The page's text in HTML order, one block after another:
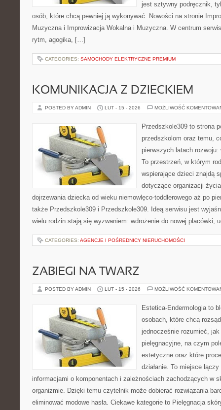
jest sztywny podręcznik,
osób, które chcą pewniej ją wykonywać. Nowości na stronie
Muzyczna i Improwizacja Wokalna i Muzyczna. W centrum
rytm, agogika, […]
CATEGORIES: SAMOCHODY ELEKTRYCZNE PREMIUM
KOMUNIKACJA Z DZIECKIEM
POSTED BY ADMIN LUT - 15 - 2026 MOŻLIWOŚĆ
Przedszkole309 to strona
przedszkolom oraz temu,
pierwszych latach
To przestrzeń, w którym
wspierające dzieci znajdą
dotyczące organizacji
dojrzewania dziecka od wieku niemowlęco-toddlerowego aż po
także Przedszkole309 i Przedszkole309. Ideą serwisu jest
wielu rodzin stają się wyzwaniem: wdrożenie do nowej
CATEGORIES: AGENCJE I POŚREDNICY NIERUCHOMOŚCI
ZABIEGI NA TWARZ
POSTED BY ADMIN LUT - 15 - 2026 MOŻLIWOŚĆ
Estetica-Endermologia to
osobach, które chcą
jednocześnie rozumieć, jak
pielęgnacyjne, na czym
estetyczne oraz które
działanie. To miejsce
informacjami o komponentach i zależnościach zachodzących w
organizmie. Dzięki temu czytelnik może dobierać rozwiązania
eliminować modowe hasła. Ciekawe kategorie to Pielęgnacja